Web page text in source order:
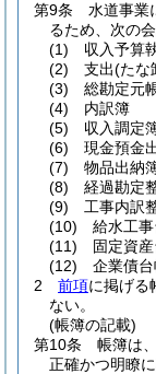
第9条
水道事業
るため、次の
(1)
収入予算
(2)
支出(たな
(3)
総勘定元
(4)
内訳簿
(5)
収入調定
(6)
現金預金
(7)
物品出納
(8)
経過勘定
(9)
工事内訳
(10)
給水工
(11)
固定資
(12)
企業債
2
前項に掲げる
ない。
(帳簿の記載)
第10条
帳簿は
正確かつ明瞭